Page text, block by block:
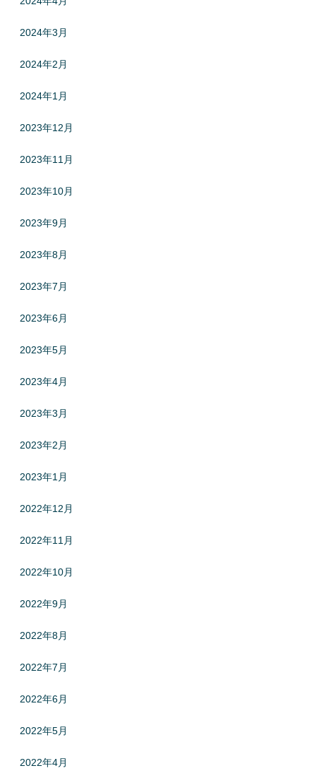
2024年3月
2024年2月
2024年1月
2023年12月
2023年11月
2023年10月
2023年9月
2023年8月
2023年7月
2023年6月
2023年5月
2023年4月
2023年3月
2023年2月
2023年1月
2022年12月
2022年11月
2022年10月
2022年9月
2022年8月
2022年7月
2022年6月
2022年5月
2022年4月